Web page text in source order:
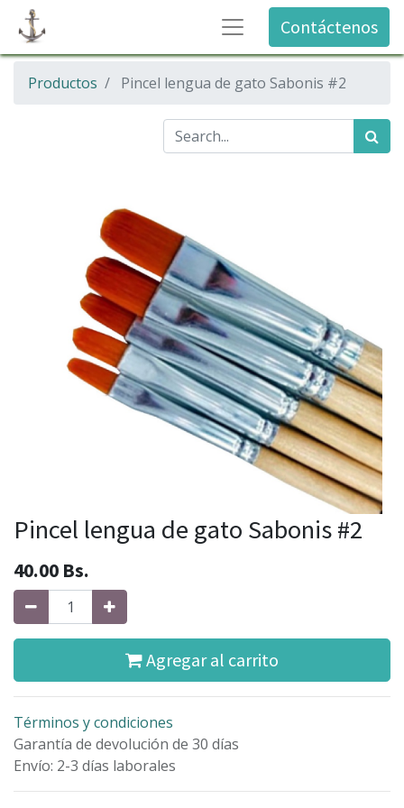
Contáctenos
Productos Pincel lengua de gato Sabonis #2
Pincel lengua de gato Sabonis #2
40.00 Bs.
Agregar al carrito
Términos y condiciones
Garantía de devolución de 30 días
Envío: 2-3 días laborales